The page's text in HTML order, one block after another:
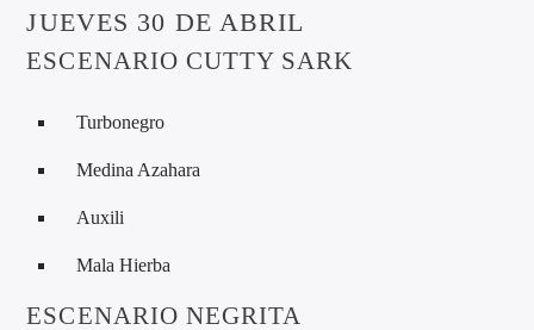
JUEVES 30 DE ABRIL
ESCENARIO CUTTY SARK
Turbonegro
Medina Azahara
Auxili
Mala Hierba
ESCENARIO NEGRITA